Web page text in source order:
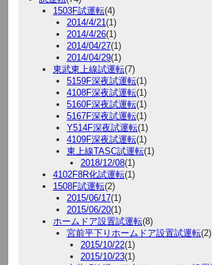
1503F試運転(4)
2014/4/21 (1)
2014/4/26(1)
2014/04/27(1)
2014/04/29(1)
東武東上線試運転(7)
5159F深夜試運転(1)
4108F深夜試運転(1)
5160F深夜試運転(1)
5167F深夜試運転(1)
Y514F深夜試運転(1)
4109F深夜試運転(1)
東上線TASC試運転(1)
2018/12/08(1)
4102F8R化試運転(1)
1508F試運転(2)
2015/06/17(1)
2015/06/20(1)
ホームドア設置試運転(8)
宮前平下りホームドア設置試運転(2)
2015/10/22(1)
2015/10/23(1)